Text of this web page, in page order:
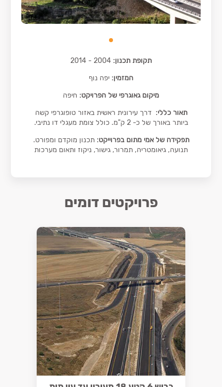
תקופת תכנון: 2004 - 2014
המזמין: יפה נוף
מיקום גאוגרפי של הפרויקט: חיפה
תאור כללי: דרך עירונית ראשית באזור טופוגרפי קשה
ביותר באורך של כ- 2 ק"מ. כולל צומת מעגלי דו נתיבי.
תפקידה של אמי מתום בפרוייקט:תכנון מוקדם ומפורט.
תנועה, גיאומטריה, תמרור, גישור, ניקוז ותאום מערכות
פרויקטים דומים